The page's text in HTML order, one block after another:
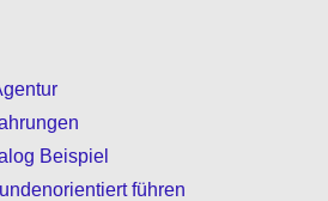
Beispiel
führen